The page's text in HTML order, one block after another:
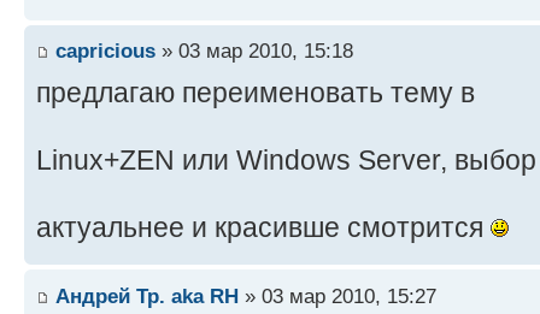
capricious » 03 мар 2010, 15:18
предлагаю переименовать тему в
Linux+ZEN или Windows Server, выбор
актуальнее и красивше смотрится
Андрей Тр. aka RH » 03 мар 2010, 15:27